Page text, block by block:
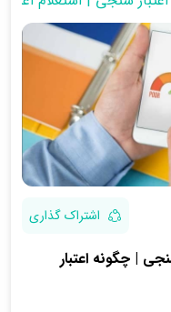
اشتراک گذاری
| چگونه اعتبار